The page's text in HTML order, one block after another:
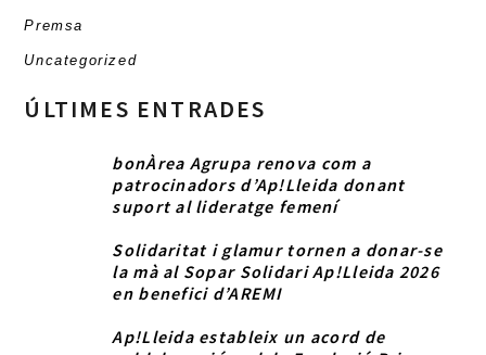
Premsa
Uncategorized
ÚLTIMES ENTRADES
bonÀrea Agrupa renova com a
patrocinadors d’Ap!Lleida donant
suport al lideratge femení
Solidaritat i glamur tornen a donar-se
la mà al Sopar Solidari Ap!Lleida 2026
en benefici d’AREMI
Ap!Lleida estableix un acord de